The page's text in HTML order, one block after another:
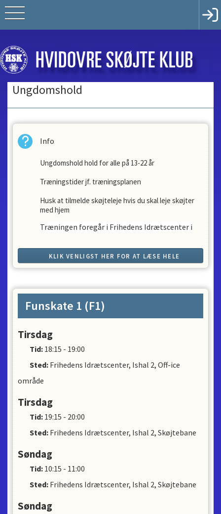
Ungdomshold
Info
Ungdomshold hold for alle på 13-22 år
Træningstider jf. træningsplanen
Husk at tilmelde skøjteleje hvis du skal leje skøjter
med hjem
Træningen foregår i Frihedens Idrætscenter i
træningsplanen sig grundet overgang til
sommerdrift hvor der kun er en is-hal i drift. I
skolernes sommerferie holder klubben
som et tilkøb.
KLIK VENLIGST HER FOR AT LÆSE HELE
BESKRIVELSEN
Funskate 1 (F1)
Tirsdag
Tid: 18:15 - 19:00
Sted: Frihedens Idrætscenter, Ishal 2, Off-ice
område
Tirsdag
Tid: 19:15 - 20:00
Sted: Frihedens Idrætscenter, Ishal 2, Skøjtebane
Søndag
Tid: 10:15 - 11:00
Sted: Frihedens Idrætscenter, Ishal 2, Skøjtebane
Søndag